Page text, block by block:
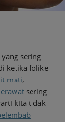
sering
ketika folikel
mati,
sering
kita tidak